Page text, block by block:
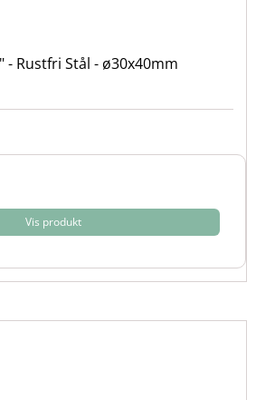
Rustfri Stål - ø30x40mm
Vis produkt